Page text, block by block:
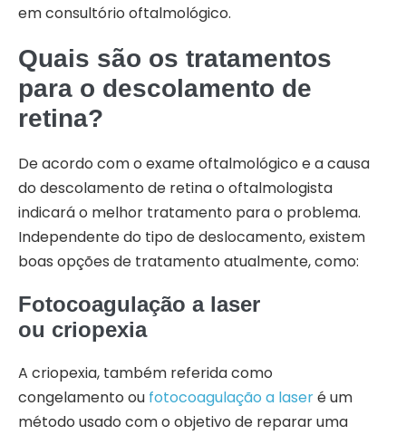
em consultório oftalmológico.
Quais são os tratamentos
para o descolamento de
retina?
De acordo com o exame oftalmológico e a causa
do descolamento de retina o oftalmologista
indicará o melhor tratamento para o problema.
Independente do tipo de deslocamento, existem
boas opções de tratamento atualmente, como:
Fotocoagulação a laser
ou criopexia
A criopexia, também referida como
congelamento ou fotocoagulação a laseré um
método usado com o objetivo de reparar uma